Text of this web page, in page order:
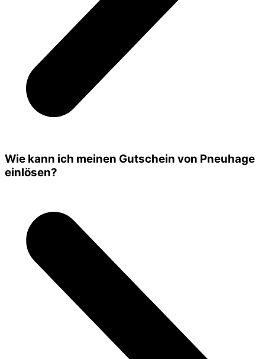
Wie kann ich meinen Gutschein von Pneuhage
einlösen?